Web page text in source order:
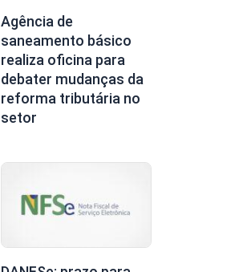
Agência de
saneamento básico
realiza oficina para
debater mudanças da
reforma tributária no
setor